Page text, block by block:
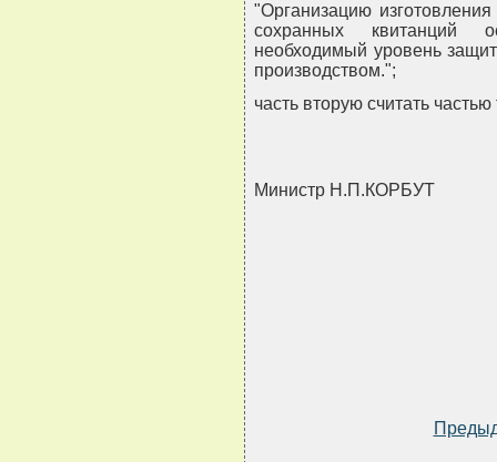
"Организацию
сохранных квитанций
необходимый уровень
производством.";
часть вторую считать частью
Министр Н.П.КОРБУТ